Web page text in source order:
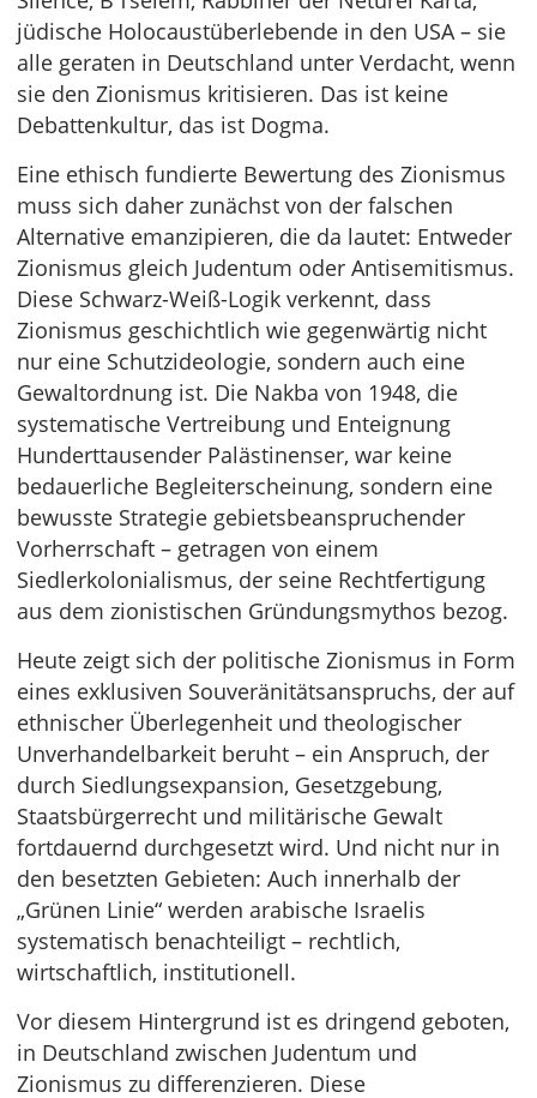
jüdische Holocaustüberlebende in den USA – sie
alle geraten in Deutschland unter Verdacht, wenn
sie den Zionismus kritisieren. Das ist keine
Debattenkultur, das ist Dogma.
Eine ethisch fundierte Bewertung des Zionismus
muss sich daher zunächst von der falschen
Alternative emanzipieren, die da lautet: Entweder
Zionismus gleich Judentum oder Antisemitismus.
Diese Schwarz-Weiß-Logik verkennt, dass
Zionismus geschichtlich wie gegenwärtig nicht
nur eine Schutzideologie, sondern auch eine
Gewaltordnung ist. Die Nakba von 1948, die
systematische Vertreibung und Enteignung
Hunderttausender Palästinenser, war keine
bedauerliche Begleiterscheinung, sondern eine
bewusste Strategie gebietsbeanspruchender
Vorherrschaft – getragen von einem
Siedlerkolonialismus, der seine Rechtfertigung
aus dem zionistischen Gründungsmythos bezog.
Heute zeigt sich der politische Zionismus in Form
eines exklusiven Souveränitätsanspruchs, der auf
ethnischer Überlegenheit und theologischer
Unverhandelbarkeit beruht – ein Anspruch, der
durch Siedlungsexpansion, Gesetzgebung,
Staatsbürgerrecht und militärische Gewalt
fortdauernd durchgesetzt wird. Und nicht nur in
den besetzten Gebieten: Auch innerhalb der
„Grünen Linie“ werden arabische Israelis
systematisch benachteiligt – rechtlich,
wirtschaftlich, institutionell.
Vor diesem Hintergrund ist es dringend geboten,
in Deutschland zwischen Judentum und
Zionismus zu differenzieren. Diese